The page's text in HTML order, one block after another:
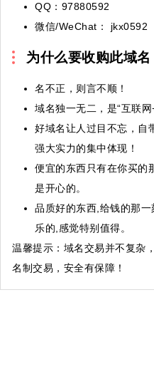
QQ：97880592
微信/WeChat： jkx0592
为什么要收购此域名
名不正，则言不顺！
域名独一无二，是“互联
好域名让人过目不忘，自
强大实力的集中体现！
便宜的东西只有在你买的
是开心的。
品质好的东西,给钱的那
乐的,感觉特别值得。
温馨提示 ：域名交易并不复杂
名制交易，安全有保障！